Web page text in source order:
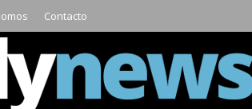
Contacto